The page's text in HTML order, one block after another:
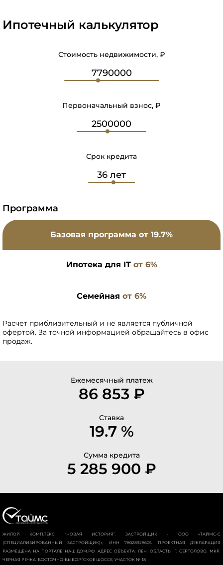
Ипотечный калькулятор
Стоимость недвижимости, ₽
Первоначальный взнос, ₽
Срок кредита
Программа
Базовая программа от 19.7%
Ипотека для IT от 6%
Семейная от 6%
Расчет приблизительный и не является публичной
офертой. За точной информацией обращайтесь в офис
продаж.
Ежемесячный платеж
86 853 ₽
Ставка
19.7 %
Сумма кредита
5 285 900 ₽
ЖИЛОЙ КОМПЛЕКС “НОВАЯ ИСТОРИЯ”. ЗАСТРОЙЩИК - ООО «ТАЙМС-С
(СПЕЦИАЛИЗИРОВАННЫЙ ЗАСТРОЙЩИК)», ИНН 78028928605. ПРОЕКТНАЯ ДЕКЛАРАЦИЯ
РАЗМЕЩЕНА НА ПОРТАЛЕ НАШ.ДОМ.РФ. АДРЕС ОБЪЕКТА: ЛЕН. ОБЛАСТЬ, Г. СЕРТОЛОВО, МКР.
ЧЕРНАЯ РЕЧКА, ВОСТОЧНО-ВЫБОРГСКОЕ ШОССЕ, УЧАСТОК № 18